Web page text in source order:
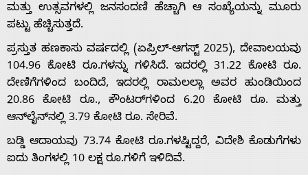
Home
About
Us
ಮತ್ತು ಉತ್ಸವಗಳಲ್ಲಿ ಜನಸಂದಣಿ ಹೆಚ್ಚಾಗಿ ಆ ಸಂಖ್ಯೆಯನ್ನು ಮೂರು
ಪಟ್ಟು ಹೆಚ್ಚಿಸುತ್ತದೆ.
ಪ್ರಸ್ತುತ ಹಣಕಾಸು ವರ್ಷದಲ್ಲಿ (ಏಪ್ರಿಲ್-ಆಗಸ್ಟ್ 2025), ದೇವಾಲಯವು
104.96 ಕೋಟಿ ರೂ.ಗಳನ್ನು ಗಳಿಸಿದೆ. ಇದರಲ್ಲಿ 31.22 ಕೋಟಿ ರೂ.
ದೇಣಿಗೆಗಳಿಂದ ಬಂದಿದೆ, ಇದರಲ್ಲಿ ರಾಮಲಲ್ಲಾ ಅವರ ಹುಂಡಿಯಿಂದ
20.86 ಕೋಟಿ ರೂ., ಕೌಂಟರ್‌ಗಳಿಂದ 6.20 ಕೋಟಿ ರೂ. ಮತ್ತು
ಆನ್‌ಲೈನ್‌ನಲ್ಲಿ 3.79 ಕೋಟಿ ರೂ. ಸೇರಿವೆ.
ಬಡ್ಡಿ ಆದಾಯವು 73.74 ಕೋಟಿ ರೂ.ಗಳಷ್ಟಿದ್ದರೆ, ವಿದೇಶಿ ಕೊಡುಗೆಗಳು
ಐದು ತಿಂಗಳಲ್ಲಿ 10 ಲಕ್ಷ ರೂ.ಗಳಿಗೆ ಇಳಿದಿವೆ.